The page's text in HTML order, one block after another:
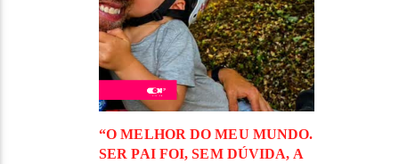
“O MELHOR DO MEU MUNDO.
SER PAI FOI, SEM DÚVIDA, A